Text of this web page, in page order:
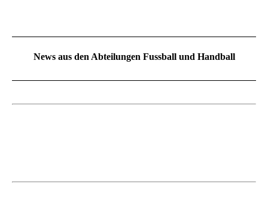
News aus den Abteilungen Fussball und Handball